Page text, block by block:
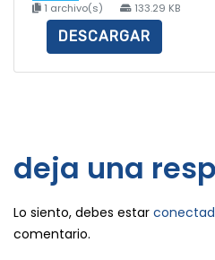
1 archivo(s) 133.29 KB
DESCARGAR
deja una
Lo siento, debes estar
comentario.